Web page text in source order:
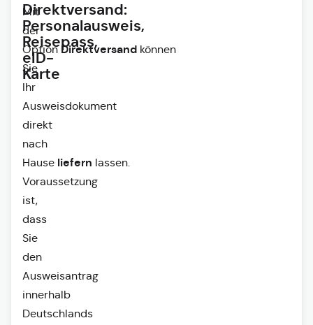
Direktversand:
Personalausweis,
Reisepass,
eID-
Karte
Mit
der
OptionDirektversand können
Sie
Ihr
Ausweisdokument
direkt
nach
Hause liefern lassen.
Voraussetzung
ist,
dass
Sie
den
Ausweisantrag
innerhalb
Deutschlands